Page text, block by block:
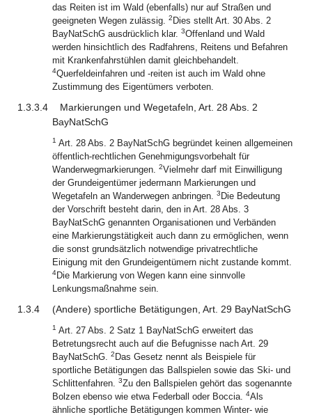
das Reiten ist im Wald (ebenfalls) nur auf Straßen und
geeigneten Wegen zulässig. 2 Dies stellt Art. 30 Abs. 2
BayNatSchG ausdrücklich klar. 3Offenland und Wald
werden hinsichtlich des Radfahrens, Reitens und Befahren
mit Krankenfahrstühlen damit gleichbehandelt.
4Querfeldeinfahren und -reiten ist auch im Wald ohne
Zustimmung des Eigentümers verboten.
1.3.3.4
Markierungen und Wegetafeln, Art. 28 Abs. 2
BayNatSchG
1 Art. 28 Abs. 2 BayNatSchG begründet keinen allgemeinen
öffentlich-rechtlichen Genehmigungsvorbehalt für
Wanderwegmarkierungen. 2Vielmehr darf mit Einwilligung
der Grundeigentümer jedermann Markierungen und
Wegetafeln an Wanderwegen anbringen. 3 Die Bedeutung
der Vorschrift besteht darin, den in Art. 28 Abs. 3
BayNatSchG genannten Organisationen und Verbänden
eine Markierungstätigkeit auch dann zu ermöglichen, wenn
die sonst grundsätzlich notwendige privatrechtliche
Einigung mit den Grundeigentümern nicht zustande kommt.
4Die Markierung von Wegen kann eine sinnvolle
Lenkungsmaßnahme sein.
1.3.4 (Andere) sportliche Betätigungen, Art. 29 BayNatSchG
1 Art. 27 Abs. 2 Satz 1 BayNatSchG erweitert das
Betretungsrecht auch auf die Befugnisse nach Art. 29
BayNatSchG. 2 Das Gesetz nennt als Beispiele für
sportliche Betätigungen das Ballspielen sowie das Ski- und
Schlittenfahren. 3Zu den Ballspielen gehört das sogenannte
Bolzen ebenso wie etwa Federball oder Boccia. 4Als
ähnliche sportliche Betätigungen kommen Winter- wie